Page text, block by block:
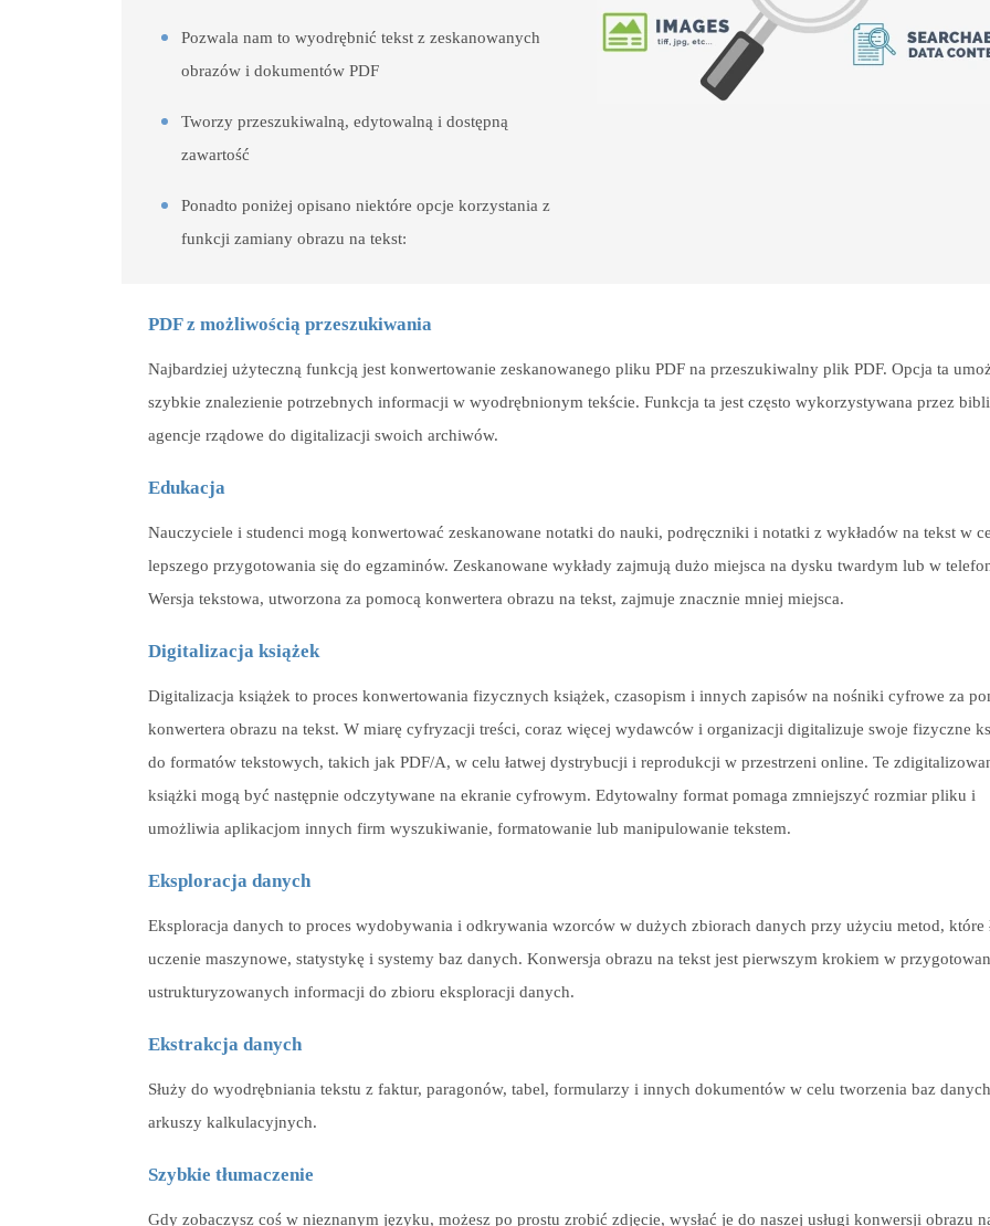
Pozwala nam to wyodrębnić tekst z zeskanowanych
obrazów i dokumentów PDF
Tworzy przeszukiwalną, edytowalną i dostępną
zawartość
Ponadto poniżej opisano niektóre opcje korzystania z
funkcji zamiany obrazu na tekst:
PDF z możliwością przeszukiwania
Najbardziej użyteczną funkcją jest konwertowanie zeskanowanego pliku PDF na przeszukiwalny plik PDF. Opcja ta
szybkie znalezienie potrzebnych informacji w wyodrębnionym tekście. Funkcja ta jest często wykorzystywana przez
agencje rządowe do digitalizacji swoich archiwów.
Edukacja
Nauczyciele i studenci mogą konwertować zeskanowane notatki do nauki, podręczniki i notatki z wykładów na tekst w
lepszego przygotowania się do egzaminów. Zeskanowane wykłady zajmują dużo miejsca na dysku twardym lub w
Wersja tekstowa, utworzona za pomocą konwertera obrazu na tekst, zajmuje znacznie mniej miejsca.
Digitalizacja książek
Digitalizacja książek to proces konwertowania fizycznych książek, czasopism i innych zapisów na nośniki cyfrowe za
konwertera obrazu na tekst. W miarę cyfryzacji treści, coraz więcej wydawców i organizacji digitalizuje swoje fizyczne
do formatów tekstowych, takich jak PDF/A, w celu łatwej dystrybucji i reprodukcji w przestrzeni online. Te
książki mogą być następnie odczytywane na ekranie cyfrowym. Edytowalny format pomaga zmniejszyć rozmiar pliku i
umożliwia aplikacjom innych firm wyszukiwanie, formatowanie lub manipulowanie tekstem.
Eksploracja danych
Eksploracja danych to proces wydobywania i odkrywania wzorców w dużych zbiorach danych przy użyciu metod, które
uczenie maszynowe, statystykę i systemy baz danych. Konwersja obrazu na tekst jest pierwszym krokiem w
ustrukturyzowanych informacji do zbioru eksploracji danych.
Ekstrakcja danych
Służy do wyodrębniania tekstu z faktur, paragonów, tabel, formularzy i innych dokumentów w celu tworzenia baz
arkuszy kalkulacyjnych.
Szybkie tłumaczenie
Gdy zobaczysz coś w nieznanym języku, możesz po prostu zrobić zdjęcie, wysłać je do naszej usługi konwersji obrazu